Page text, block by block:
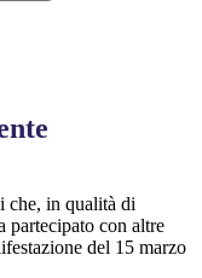
che, in qualità di
partecipato con altre
del 15 marzo